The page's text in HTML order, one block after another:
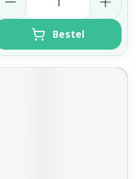
Bestel